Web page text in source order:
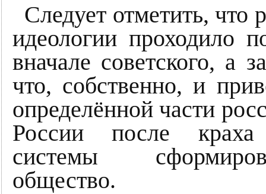
Следует отметить, что
идеологии проходило
вначале советского, а
что, собственно, и
определённой части
России после краха
системы
общество.